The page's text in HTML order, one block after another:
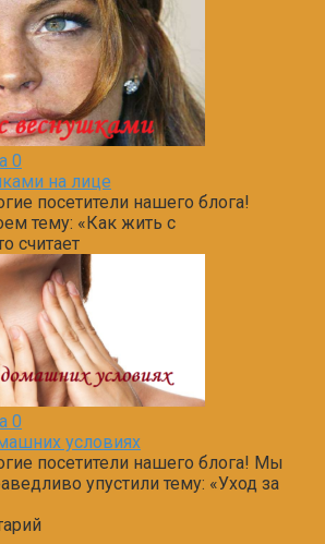
0
на лице
посетители нашего блога!
тему: «Как жить с
считает
0
условиях
посетители нашего блога! Мы
упустили тему: «Уход за